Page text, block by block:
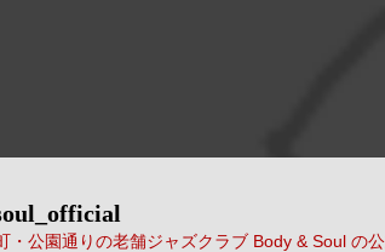
・公園通りの老舗ジャズクラブ Body & Soul の